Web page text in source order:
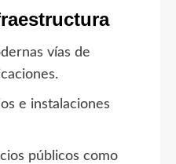
vías de
e instalaciones
públicos como